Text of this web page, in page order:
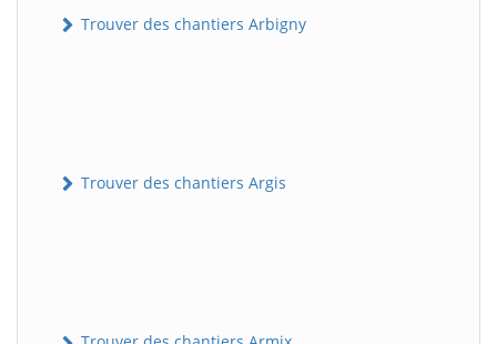
Trouver des chantiers Arbigny
Trouver des chantiers Argis